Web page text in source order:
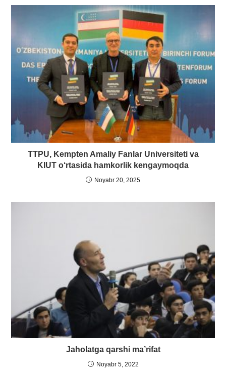
TTPU, Kempten Amaliy Fanlar Universiteti va
KIUT o‘rtasida hamkorlik kengaymoqda
Noyabr 20, 2025
Jaholatga qarshi ma’rifat
Noyabr 5, 2022